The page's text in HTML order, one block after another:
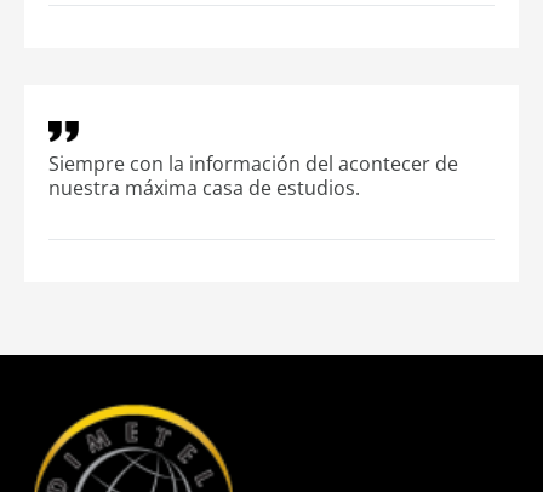
Siempre con la información del acontecer de
nuestra máxima casa de estudios.